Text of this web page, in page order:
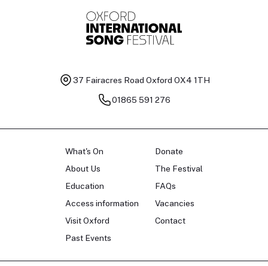
37 Fairacres Road Oxford OX4 1TH
01865 591 276
What's On
About Us
Education
Access information
Visit Oxford
Past Events
Donate
The Festival
FAQs
Vacancies
Contact